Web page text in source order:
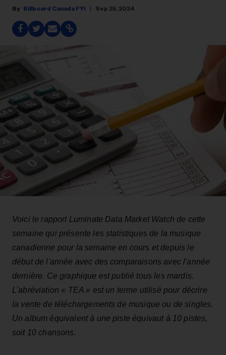
Billboard Canada FYI Sep 25, 2024
Voici le rapport Luminate Data Market Watch de cette
semaine qui présente les statistiques de la musique
canadienne pour la semaine en cours et depuis le
début de l'année avec des comparaisons avec l'année
dernière. Ce graphique est publié tous les mardis.
L'abréviation « TEA » est un terme utilisé pour décrire
la vente de téléchargements de musique ou de singles.
Un album équivalent à une piste équivaut à 10 pistes,
soit 10 chansons.